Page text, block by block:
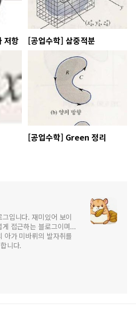
저항 [공업수학] 삼중적분
[공업수학] Green 정리
입니다. 재미있어 보이
접근하는 블로그이며...
아가 미바뤼의 발자취를
니다.